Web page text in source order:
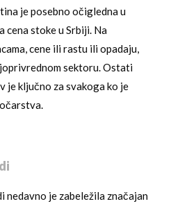
je posebno očigledna u
cena stoke u Srbiji. Na
cene ili rastu ili opadaju,
sektoru. Ostati
je ključno za svakoga ko je
nedavno je zabeležila značajan